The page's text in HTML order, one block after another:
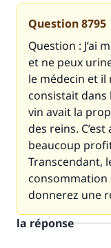
Question8795
Question : J’ai
et ne peux
le médecin et il
consistait
vin avait la
des reins.
beaucoup
Transcendant,
consommation
donnerez une
la réponse